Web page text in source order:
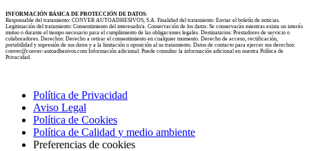
INFORMACIÓN BÁSICA DE PROTECCIÓN DE DATOS:
Responsable del tratamiento: CONVER AUTOADHESIVOS, S.A. Finalidad del tratamiento: Enviar el boletín de noticias.
Legitimación del tratamiento: Consentimiento del interesado/a. Conservación de los datos: Se conservarán mientras exista un interés
mutuo o durante el tiempo necesario para el cumplimiento de las obligaciones legales. Destinatarios: Prestadores de servicio o
colaboradores. Derechos: Derecho a retirar el consentimiento en cualquier momento. Derecho de acceso, rectificación,
portabilidad y supresión de sus datos y a la limitación u oposición al su tratamiento. Datos de contacto para ejercer sus derechos:
conver@conver-autoadhesivos.com Información adicional: Puede consultar la información adicional en nuestra Política de
Privacidad.
Política de Privacidad
Aviso Legal
Política de Cookies
Política de Calidad y medio ambiente
Preferencias de cookies